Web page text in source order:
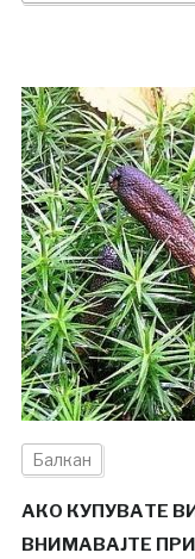
Балкан
АКО КУПУВАТЕ
ВНИМАВАЈТЕ